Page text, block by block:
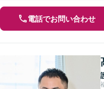
電話でお問い合わせ